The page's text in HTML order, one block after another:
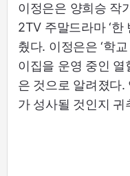
이정은은 양희승 작
2TV 주말드라마 ‘한
췄다. 이정은은 ‘학
이집을 운영 중인
은 것으로 알려졌다.
가 성사될 것인지 귀